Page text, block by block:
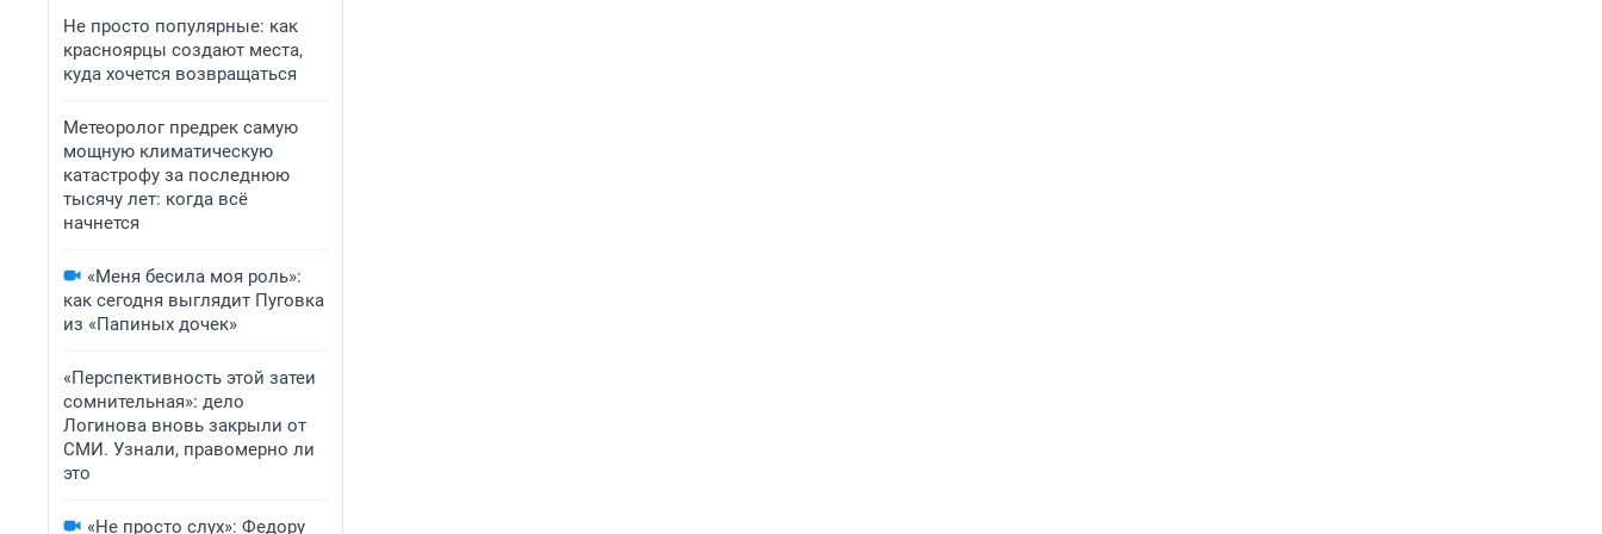
Не просто популярные: как
красноярцы создают места,
куда хочется возвращаться
Метеоролог предрек самую
мощную климатическую
катастрофу за последнюю
тысячу лет: когда всё
начнется
«Меня бесила моя роль»:
как сегодня выглядит Пуговка
из «Папиных дочек»
«Перспективность этой затеи
сомнительная»: дело
Логинова вновь закрыли от
СМИ. Узнали, правомерно ли
это
«Не просто слух»: Федору